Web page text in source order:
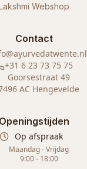
Webshop
Contact
+31 6 23 73 75 75
Goorsestraat 49
AC Hengevelde
Openingstijden
Op afspraak
Maandag - Vrijdag
9:00 - 18:00